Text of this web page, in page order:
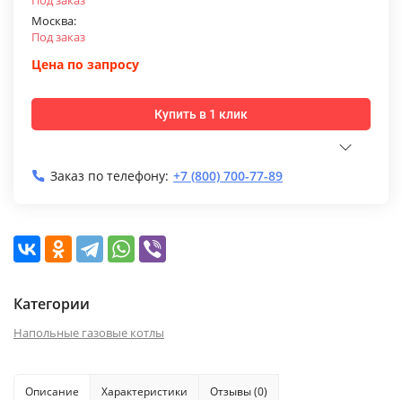
Москва:
Под заказ
Цена по запросу
Купить в 1 клик
Заказ по телефону: +7 (800) 700-77-89
Категории
Напольные газовые котлы
Описание Характеристики Отзывы (0)